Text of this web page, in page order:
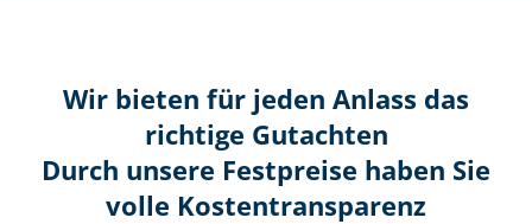
Wir bieten für jeden Anlass das
richtige Gutachten
Durch unsere Festpreise haben Sie
volle Kosten­transparenz